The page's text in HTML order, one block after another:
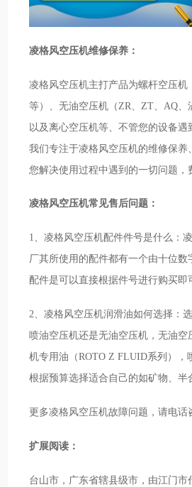
凌格风空压机维修保养：
凌格风空压机主打产品为螺杆空压机
等）、无油空压机（ZR、ZT、AQ、
以及离心空压机等、不管您的设备遇
我们专注于凌格风空压机的维修保养
您解决使用过程中遇到的一切问题，
凌格风空压机常见售后问题：
1、凌格风空压机配件件号是什么：
厂其所使用的配件都有一个由十位
配件是可以直接根据件号进行购买即
2、凌格风空压机润滑油如何选择：
喷油空压机还是无油空压机，无油空
机专用油（ROTO Z FLUID系列），
根据预算选择适合自己的如矿物、半
更多凌格风空压机故障问题，请电
扩展阅读：
台山市，广东省辖县级市，由江门市